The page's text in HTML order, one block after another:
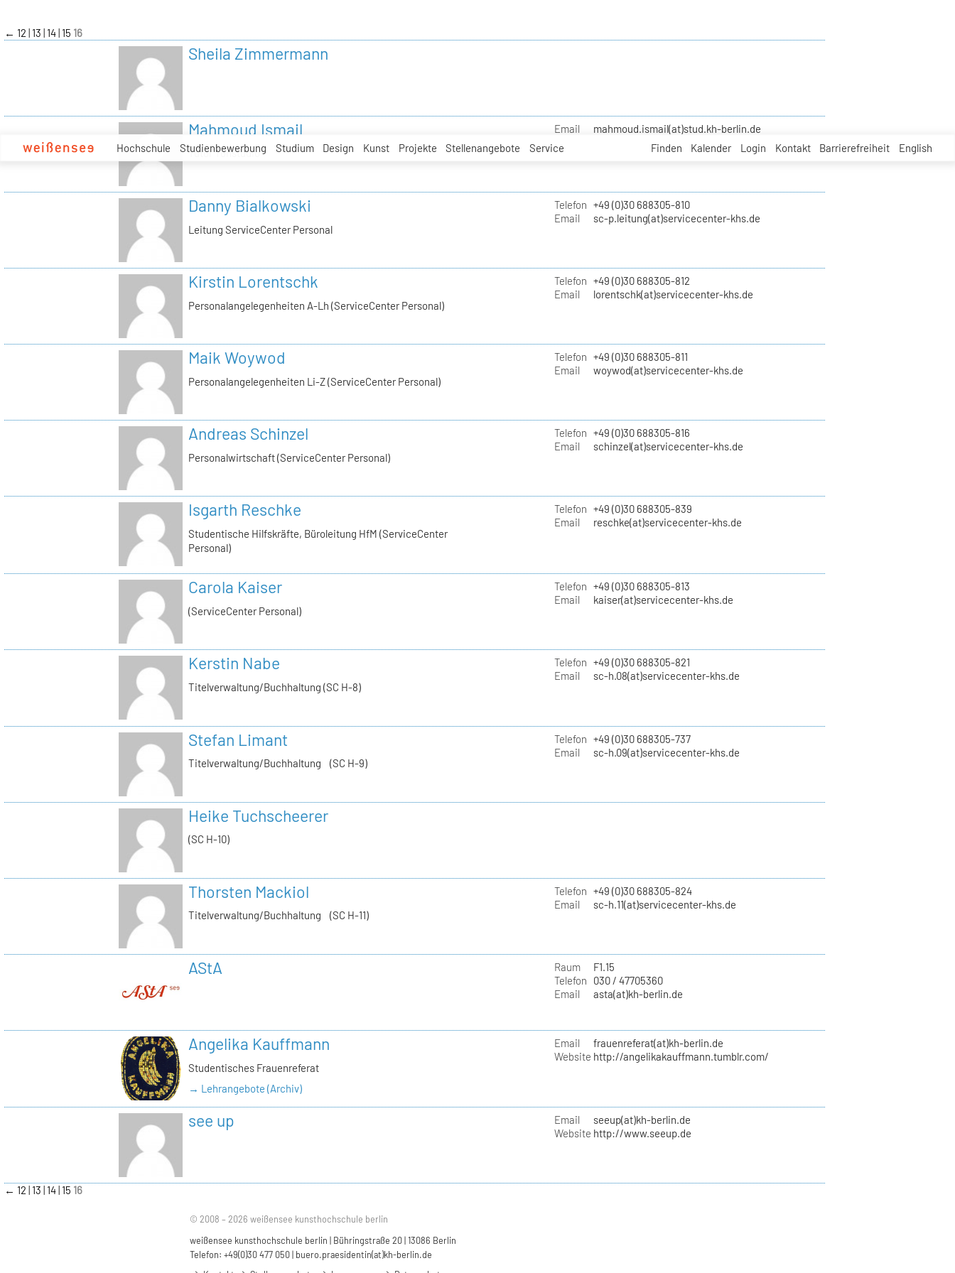
Hochschule Studienbewerbung Studium Design Kunst Projekte Stellenangebote Service Finden Kalender Login Kontakt Barrierefreiheit English
← 12 13 14 15 16
Sheila Zimmermann
Mahmoud Ismail
Tutor Tonstudio
Email mahmoud.ismail(at)stud.kh-berlin.de
Danny Bialkowski
Leitung ServiceCenter Personal
Telefon +49 (0)30 688305-810
Email
sc-p.leitung(at)servicecenter-khs.de
Kirstin Lorentschk
Personalangelegenheiten A-Lh (ServiceCenter Personal)
Telefon +49 (0)30 688305-812
Email
lorentschk(at)servicecenter-khs.de
Maik Woywod
Personalangelegenheiten Li-Z (ServiceCenter Personal)
Telefon +49 (0)30 688305-811
Email
woywod(at)servicecenter-khs.de
Andreas Schinzel
Personalwirtschaft (ServiceCenter Personal)
Telefon +49 (0)30 688305-816
Email
schinzel(at)servicecenter-khs.de
Isgarth Reschke
Studentische Hilfskräfte, Büroleitung HfM (ServiceCenter
Personal)
Telefon +49 (0)30 688305-839
Email
reschke(at)servicecenter-khs.de
Carola Kaiser
(ServiceCenter Personal)
Telefon +49 (0)30 688305-813
Email
kaiser(at)servicecenter-khs.de
Kerstin Nabe
Titelverwaltung/Buchhaltung (SC H-8)
Telefon +49 (0)30 688305-821
Email
sc-h.08(at)servicecenter-khs.de
Stefan Limant
Titelverwaltung/Buchhaltung (SC H-9)
Telefon +49 (0)30 688305-737
Email
sc-h.09(at)servicecenter-khs.de
Heike Tuchscheerer
(SC H-10)
Thorsten Mackiol
Titelverwaltung/Buchhaltung (SC H-11)
Telefon +49 (0)30 688305-824
Email
sc-h.11(at)servicecenter-khs.de
AStA Raum
F1.15
Telefon
030 / 47705360
Email
asta(at)kh-berlin.de
Angelika Kauffmann
Studentisches Frauenreferat
→ Lehrangebote (Archiv)
Email
frauenreferat(at)kh-berlin.de
Website http://angelikakauffmann.tumblr.com/
see up Email
seeup(at)kh-berlin.de
Website http://www.seeup.de
← 12 13 14 15 16
© 2008 – 2026 weißensee kunsthochschule berlin
weißensee kunsthochschule berlin | Bühringstraße 20 | 13086 Berlin
Telefon: +49(0)30 477 050 | buero.praesidentin(at)kh-berlin.de